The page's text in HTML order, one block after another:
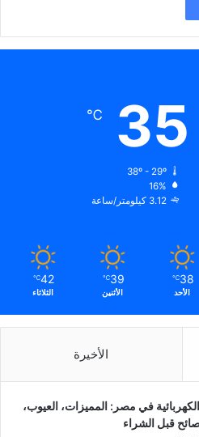
35
℃
38º - 29º
16%
3.12 كيلومتر/ساعة
38
℃
الأحد
39
℃
الأثنين
42
℃
الثلاثاء
الأخيرة
في مصر: المميزات، العيوب،
قبل الشراء